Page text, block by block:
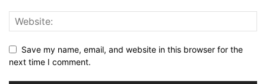
Save my name, email, and website in this browser for the
next time I comment.